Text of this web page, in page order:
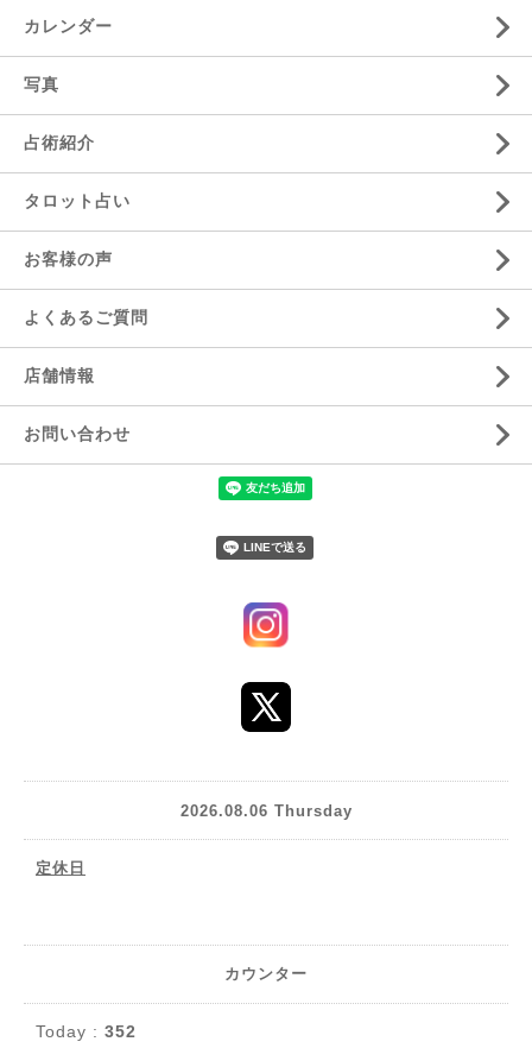
カレンダー
写真
占術紹介
タロット占い
お客様の声
よくあるご質問
店舗情報
お問い合わせ
2026.08.06 Thursday
定休日
カウンター
Today : 352